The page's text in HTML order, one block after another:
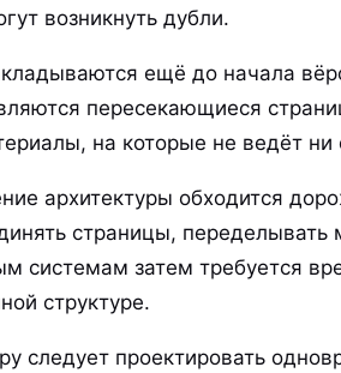
возникнуть дубли.
ещё до начала
пересекающиеся
на которые не ведёт ни
архитектуры обходится
страницы,
системам затем требуется
структуре.
следует проектировать